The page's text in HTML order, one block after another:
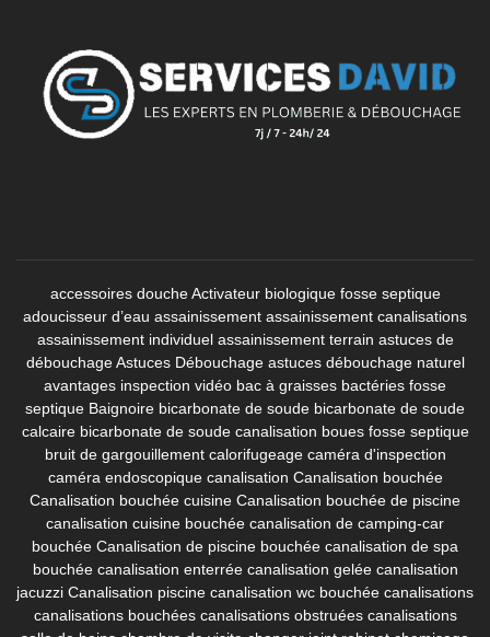
accessoires douche Activateur biologique fosse septique
adoucisseur d’eau assainissement assainissement canalisations
assainissement individuel assainissement terrain astuces de
débouchage Astuces Débouchage astuces débouchage naturel
avantages inspection vidéo bac à graisses bactéries fosse
septique Baignoire bicarbonate de soude bicarbonate de soude
calcaire bicarbonate de soude canalisation boues fosse septique
bruit de gargouillement calorifugeage caméra d'inspection
caméra endoscopique canalisation Canalisation bouchée
Canalisation bouchée cuisine Canalisation bouchée de piscine
canalisation cuisine bouchée canalisation de camping-car
bouchée Canalisation de piscine bouchée canalisation de spa
bouchée canalisation enterrée canalisation gelée canalisation
jacuzzi Canalisation piscine canalisation wc bouchée canalisations
canalisations bouchées canalisations obstruées canalisations